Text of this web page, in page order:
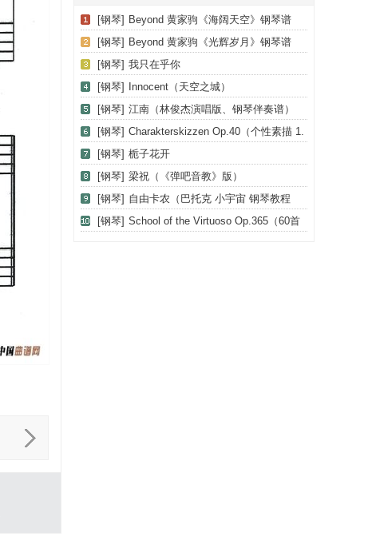
[钢琴] Beyond 黄家驹《海阔天空》钢琴谱
[钢琴] Beyond 黄家驹《光辉岁月》钢琴谱
[钢琴] 我只在乎你
[钢琴]
Innocent（天空之城）
[钢琴] 江南（林俊杰演唱版、钢琴伴奏谱）
[钢琴] Charakterskizzen Op.40（个性素描 1.
幻影 Vision）
[钢琴] 栀子花开
[钢琴] 梁祝（《弹吧音教》版）
[钢琴] 自由卡农（巴托克 小宇宙 钢琴教程
1）
[钢琴] School of the Virtuoso Op.365（60首